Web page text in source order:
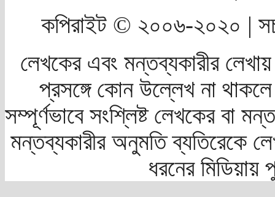
কপিরাইট © ২০০৬-২০২০ |
লেখকের এবং মন্তব্যকারীর
প্রসঙ্গে কোন উল্লেখ না
সম্পূর্ণভাবে সংশ্লিষ্ট লেখকের বা
মন্তব্যকারীর অনুমতি ব্যতিরেকে
ধরনের মিডিয়ায়